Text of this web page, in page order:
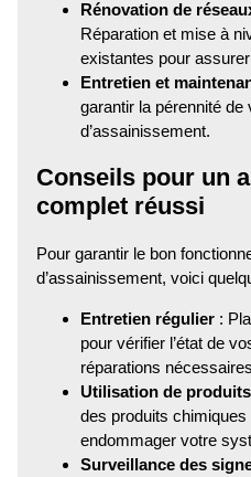
Rénovation de
Réparation et mise à
existantes pour
Entretien et
garantir la pérennité de
d’assainissement.
Conseils pour un
complet réussi
Pour garantir le bon
d’assainissement, voici
Entretien régulier:
pour vérifier l’état de
réparations
Utilisation de
des produits
endommager votre
Surveillance des